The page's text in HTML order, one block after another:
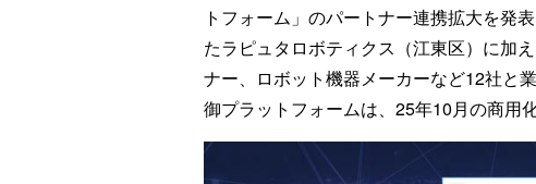
トフォーム」のパートナー連携拡大を発
たラピュタロボティクス（江東区）に加
ナー、ロボット機器メーカーなど12社と
御プラットフォームは、25年10月の商用